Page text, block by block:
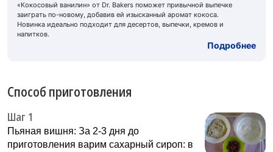
«Кокосовый ванилин» от Dr. Bakers поможет привычной выпечке
заиграть по-новому, добавив ей изысканный аромат кокоса.
Новинка идеально подходит для десертов, выпечки, кремов и
напитков.
Подробнее
Способ приготовления
Шаг 1
Пьяная вишня: За 2-3 дня до
приготовления варим сахарный сироп: в